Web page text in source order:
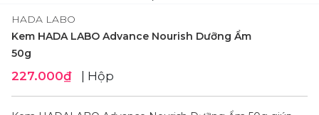
HADA LABO
Kem HADA LABO Advance Nourish Dưỡng Ẩm
50g
227.000₫ | Hộp